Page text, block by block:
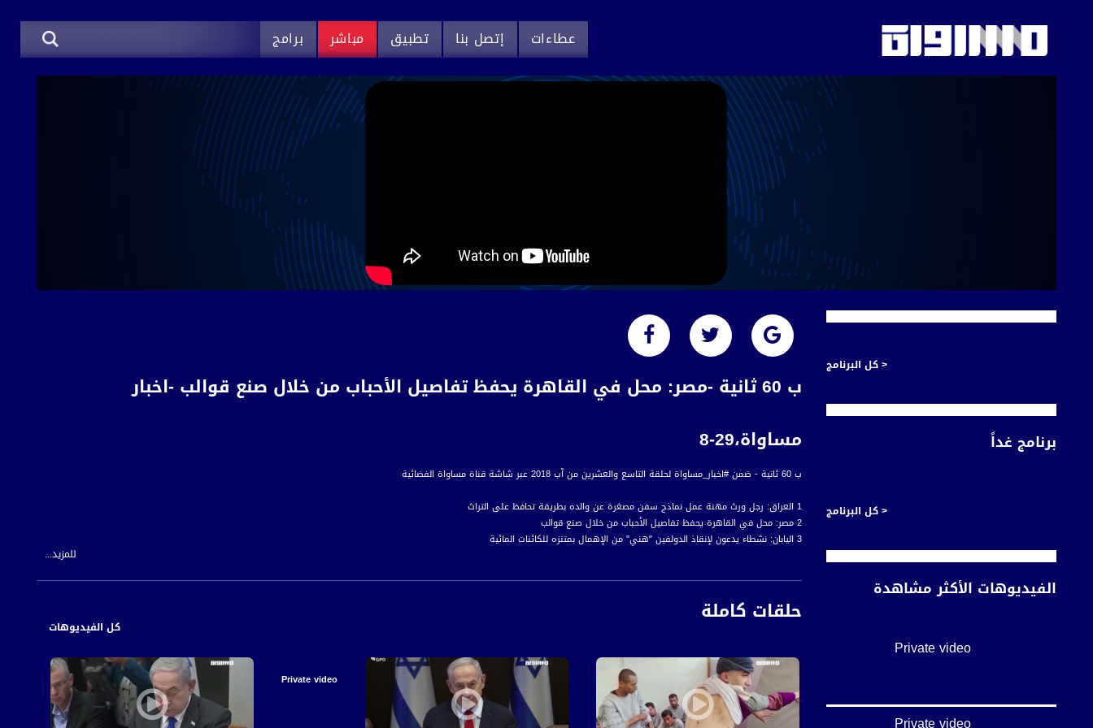
عطاءات إتصل بنا تطبيق مباشر برامج
ب 60 ثانية -مصر: محل في القاهرة يحفظ تفاصيل الأحباب من خلال صنع قوالب -اخبار
مساواة،29-8
ب 60 ثانية - ضمن #اخبار_مساواة لحلقة التاسع والعشرين من آب 2018 عبر شاشة قناة مساواة الفضائية
1 العراق: رجل ورث مهنة عمل نماذج سفن مصغرة عن والده بطريقة تحافظ على التراث
2 مصر: محل في القاهرة يحفظ تفاصيل الأحباب من خلال صنع قوالب
3 اليابان: نشطاء يدعون لإنقاذ الدولفين "هني" من الإهمال بمتنزه للكائنات المائية
أخبار مساواة هي نشرة إخبارية يومية على مدار الساعة لأبرز القضايا الاجتماعية، الاقتصادية، الثقافية والسياسية للمواطن العربي الفلسطيني في الداخل.
#اخبار_مساواة يومياً الساعة 6:00 مساءً بتوقيت القدس
للمزيد...
حلقات كاملة كل الفيديوهات
Private video
< كل البرنامج
برنامج غداً
< كل البرنامج
الفيديوهات الأكثر مشاهدة
Private video